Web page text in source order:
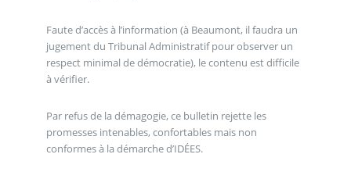
Faute d’accès à l’information (à Beaumont, il faudra un
jugement du Tribunal Administratif pour observer un
respect minimal de démocratie), le contenu est difficile
à vérifier.
Par refus de la démagogie, ce bulletin rejette les
promesses intenables, confortables mais non
conformes à la démarche d’IDÉES.